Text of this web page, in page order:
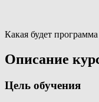
Какая будет программа
Описание
Цель обучения